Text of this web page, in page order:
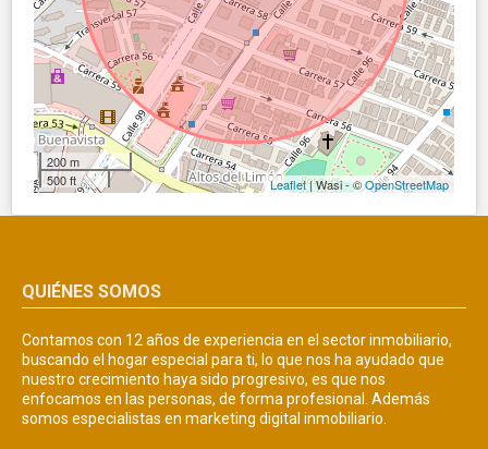
200 m
500 ft
Leaflet| Wasi - ©OpenStreetMap
QUIÉNES SOMOS
Contamos con 12 años de experiencia en el sector inmobiliario,
buscando el hogar especial para ti, lo que nos ha ayudado que
nuestro crecimiento haya sido progresivo, es que nos
enfocamos en las personas, de forma profesional. Además
somos especialistas en marketing digital inmobiliario.